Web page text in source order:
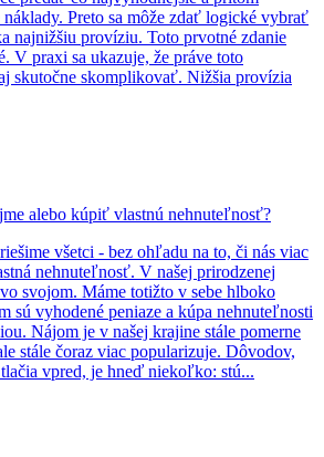
Preto sa môže zdať logické vybrať
najnižšiu províziu. Toto prvotné zdanie
V praxi sa ukazuje, že práve toto
skutočne skomplikovať. Nižšia provízia
alebo kúpiť vlastnú nehnuteľnosť?
všetci - bez ohľadu na to, či nás viac
nehnuteľnosť. V našej prirodzenej
svojom. Máme totižto v sebe hlboko
sú vyhodené peniaze a kúpa nehnuteľnosti
Nájom je v našej krajine stále pomerne
stále čoraz viac popularizuje. Dôvodov,
vpred, je hneď niekoľko: stú...